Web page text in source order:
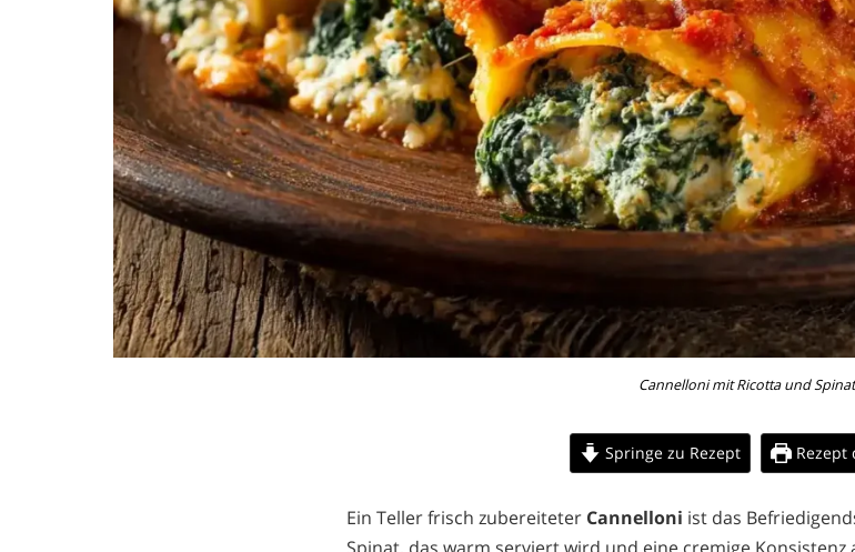
Cannelloni mit Ricotta und Spinat
Springe zu Rezept Rezept
Ein Teller frisch zubereiteter Cannelloni ist das